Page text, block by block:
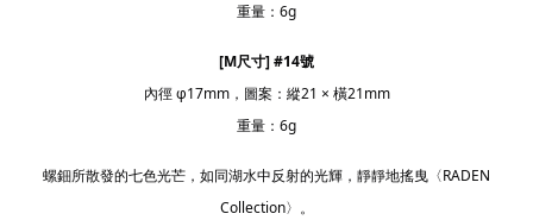
重量：6g
[M尺寸] #14號
內徑 φ17mm，圖案：縱21 × 橫21mm
重量：6g
螺鈿所散發的七色光芒，如同湖水中反射的光輝，靜靜地搖曳〈RADEN
Collection〉。